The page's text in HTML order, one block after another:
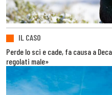
IL CASO
Perde lo sci e cade, fa causa a
regolati male»